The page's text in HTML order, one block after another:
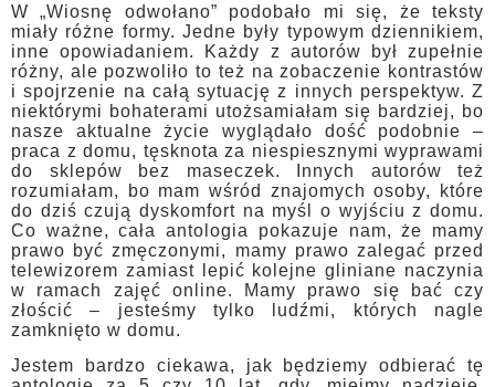
W „Wiosnę odwołano” podobało mi się, że teksty
miały różne formy. Jedne były typowym dziennikiem,
inne opowiadaniem. Każdy z autorów był zupełnie
różny, ale pozwoliło to też na zobaczenie kontrastów
i spojrzenie na całą sytuację z innych perspektyw. Z
niektórymi bohaterami utożsamiałam się bardziej, bo
nasze aktualne życie wyglądało dość podobnie –
praca z domu, tęsknota za niespiesznymi wyprawami
do sklepów bez maseczek. Innych autorów też
rozumiałam, bo mam wśród znajomych osoby, które
do dziś czują dyskomfort na myśl o wyjściu z domu.
Co ważne, cała antologia pokazuje nam, że mamy
prawo być zmęczonymi, mamy prawo zalegać przed
telewizorem zamiast lepić kolejne gliniane naczynia
w ramach zajęć online. Mamy prawo się bać czy
złościć – jesteśmy tylko ludźmi, których nagle
zamknięto w domu.
Jestem bardzo ciekawa, jak będziemy odbierać tę